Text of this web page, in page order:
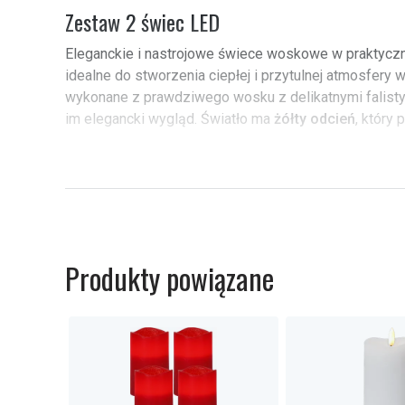
Zestaw 2 świec LED
Eleganckie i nastrojowe świece woskowe w
idealne do stworzenia ciepłej i przytulnej atmosfery
wykonane z prawdziwego wosku z delikatnymi
im elegancki wygląd. Światło ma żółty odcień, który
(6h włączone / 18h
Specifikationer
Produkty powiązane